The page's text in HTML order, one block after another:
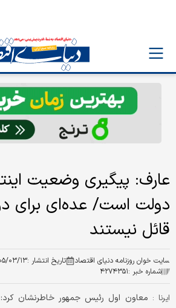
عارف: پیگیری وضعیت
دولت است/ عده‌ای برای
قائل نیستند
سایت خوان روزنامه دنیای اقتصاد تاریخ انتشار :۱۴۰۵/۰۳/۱۳
شماره خبر :۴۲۷۴۳۵۱
ایرنا : معاون اول رئیس جمهور خاطرنشان